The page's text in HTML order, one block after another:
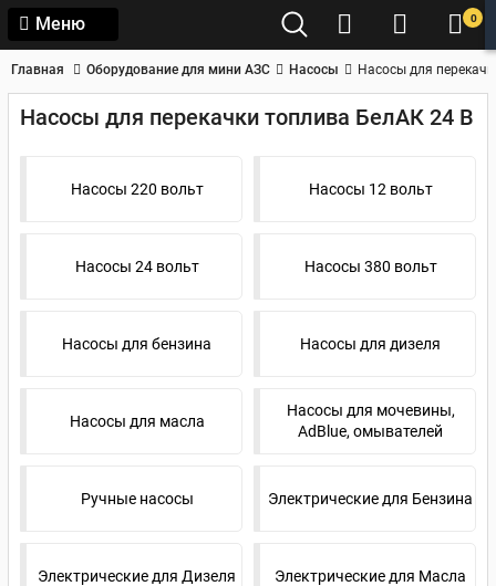
Меню 0
Главная Оборудование для мини АЗС Насосы Насосы для
Насосы для перекачки топлива БелАК 24 В
Насосы 220 вольт Насосы 12 вольт
Насосы 24 вольт Насосы 380 вольт
Насосы для бензина Насосы для дизеля
Насосы для масла
Насосы для мочевины,
AdBlue, омывателей
Ручные насосы Электрические для Бензина
Электрические для Дизеля Электрические для Масла